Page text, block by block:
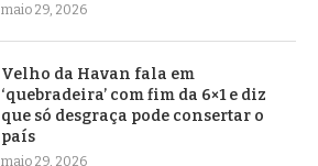
maio 29, 2026
Velho da Havan fala em
‘quebradeira’ com fim da 6×1 e diz
que só desgraça pode consertar o
país
maio 29, 2026